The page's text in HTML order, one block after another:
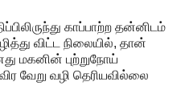
காப்பாற்ற தன்னிடம்
விட்ட நிலையில், தான்
மகனின் புற்றுநோய்
வேறு வழி தெரியவில்லை